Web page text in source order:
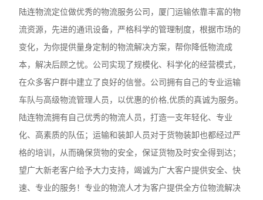
陆连物流定位做优秀的物流服务公司，‌厦门运输依靠丰富的物
流资源，先进的通讯设备，严格科学的管理制度，根据市场的
变化，为你提供量身定制的物流解决方案，帮你降低物流成
本，解决后顾之忧。公司实现了规模化、科学化的经营模式，
在众多客户群中建立了良好的信誉。公司拥有自己的专业运输
车队与高级物流管理人员，以优惠的价格,优质的真诚为服务。
陆连物流拥有自己优秀的物流人员，打造一支年轻化、专业
化、高素质的队伍；运输和装卸人员对于货物装卸也都经过严
格的培训，从而确保货物的安全，保证货物及时安全得到达；
望广大新老客户给予大力支持，竭诚为广大客户提供安全、快
速、专业的服务！专业的物流人才为客户提供全方位物流解决